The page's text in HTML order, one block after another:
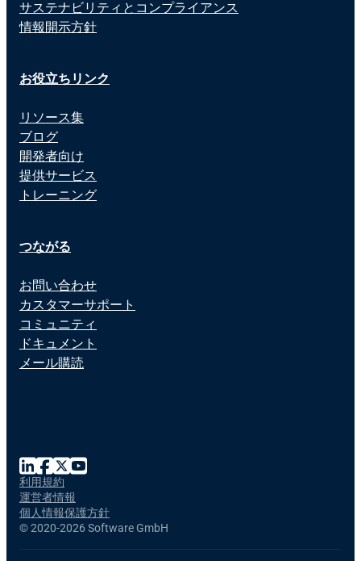
サステナビリティとコンプライアンス
情報開示方針
お役立ちリンク
リソース集
ブログ
開発者向け
提供サービス
トレーニング
つながる
お問い合わせ
カスタマーサポート
コミュニティ
ドキュメント
メール購読
©2020-2026 Software GmbH
利用規約
運営者情報
個人情報保護方針